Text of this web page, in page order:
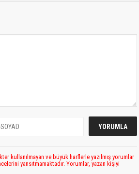
kullanılmayan ve büyük harflerle yazılmış yorumlar
yansıtmamaktadır. Yorumlar, yazan kişiyi